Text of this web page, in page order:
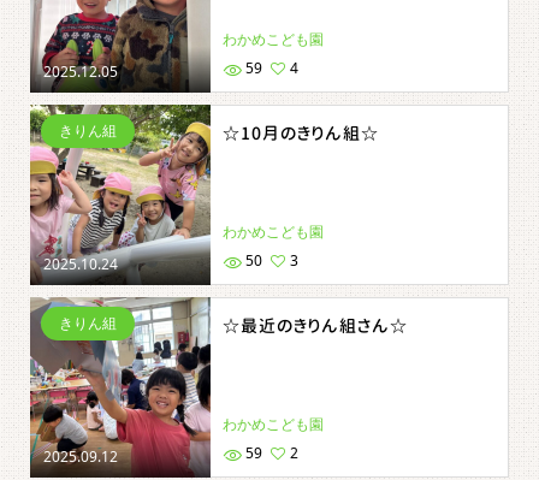
2025.12.05
わかめこども園
59
4
2025.10.24
きりん組 ☆10月のきりん組☆
わかめこども園
50
3
2025.09.12
きりん組 ☆最近のきりん組さん☆
わかめこども園
59
2